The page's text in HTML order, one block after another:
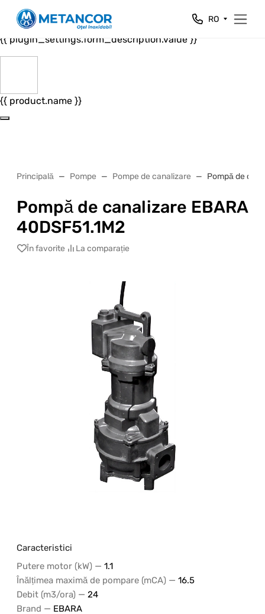
Close
{{ plugin_settings.form_header.value }}
{{ plugin_settings.form_description.value }}
{{ product.name }}
RO
Principală Pompe Pompe de canalizare Pompă de
Pompă de canalizare EBARA
40DSF51.1M2
În favorite La comparație
Caracteristici
Putere motor (kW) — 1.1
Înălțimea maximă de pompare (mCA) — 16.5
Debit (m3/ora) — 24
Brand — EBARA